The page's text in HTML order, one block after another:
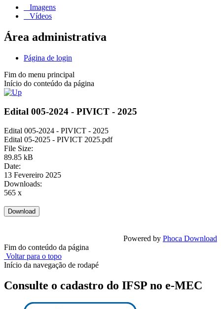
Imagens
Vídeos
Área administrativa
Página de login
Fim do menu principal
Início do conteúdo da página
Edital 005-2024 - PIVICT - 2025
Edital 005-2024 - PIVICT - 2025
Edital 05-2025 - PIVICT 2025.pdf
File Size:
89.85 kB
Date:
13 Fevereiro 2025
Downloads:
565 x
Powered by Phoca Download
Fim do conteúdo da página
Voltar para o topo
Início da navegação de rodapé
Consulte o cadastro do IFSP no e-MEC